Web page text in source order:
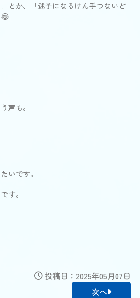
とか、「迷子になるけん手つないど
😂
声も。
いです。
す。
投稿日：2025年05月07日
次へ